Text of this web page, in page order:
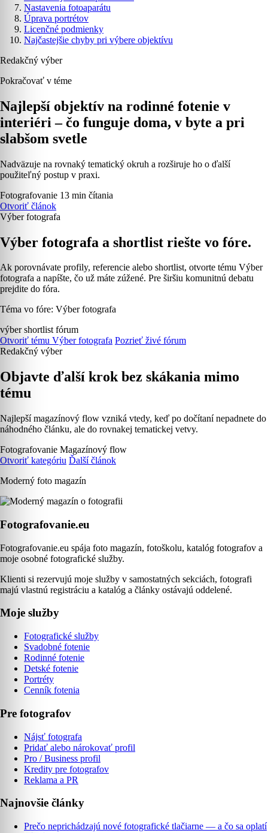
Nastavenia fotoaparátu
Úprava portrétov
Licenčné podmienky
Najčastejšie chyby pri výbere objektívu
Redakčný výber
Pokračovať v téme
Najlepší objektív na rodinné fotenie v
interiéri – čo funguje doma, v byte a pri
slabšom svetle
Nadväzuje na rovnaký tematický okruh a rozširuje ho o ďalší
použiteľný postup v praxi.
Fotografovanie 13 min čítania
Otvoriť článok
Výber fotografa
Výber fotografa a shortlist riešte vo fóre.
Ak porovnávate profily, referencie alebo shortlist, otvorte tému Výber
fotografa a napíšte, čo už máte zúžené. Pre širšiu komunitnú debatu
prejdite do fóra.
Téma vo fóre: Výber fotografa
výber shortlist fórum
Otvoriť tému Výber fotografa Pozrieť živé fórum
Redakčný výber
Objavte ďalší krok bez skákania mimo
tému
Najlepší magazínový flow vzniká vtedy, keď po dočítaní nepadnete do
náhodného článku, ale do rovnakej tematickej vetvy.
Fotografovanie Magazínový flow
Otvoriť kategóriu Ďalší článok
Moderný foto magazín
Fotografovanie.eu
Fotografovanie.eu spája foto magazín, fotoškolu, katalóg fotografov a
moje osobné fotografické služby.
Klienti si rezervujú moje služby v samostatných sekciách, fotografi
majú vlastnú registráciu a katalóg a články ostávajú oddelené.
Moje služby
Fotografické služby
Svadobné fotenie
Rodinné fotenie
Detské fotenie
Portréty
Cenník fotenia
Pre fotografov
Nájsť fotografa
Pridať alebo nárokovať profil
Pro / Business profil
Kredity pre fotografov
Reklama a PR
Najnovšie články
Prečo neprichádzajú nové fotografické tlačiarne — a čo sa oplatí